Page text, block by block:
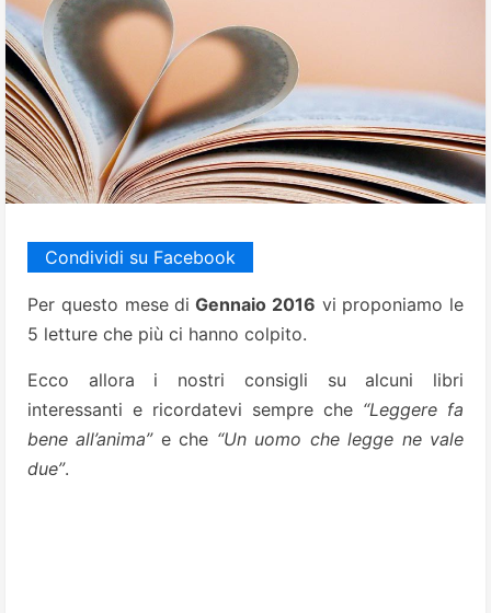
Condividi su Facebook
Per questo mese di Gennaio 2016 vi proponiamo le
5 letture che più ci hanno colpito.
Ecco allora i nostri consigli su alcuni libri
interessanti e ricordatevi sempre che “Leggere fa
bene all’anima”e che “Un uomo che legge ne vale
due”.